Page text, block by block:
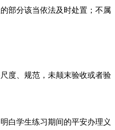
部分该当依法及时处置；不属
度、规范，未颠末验收或者验
白学生练习期间的平安办理义